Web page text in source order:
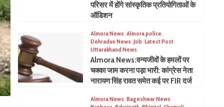
परिसर में होंगे सांस्कृतिक प्रतियोगिताओं के
ऑडिशन
Almora News Almora police
Dehradun News Job Latest Post
Uttarakhand News
Almora News:वन्यजीवों के हमलों पर
चक्का जाम करना पड़ा भारी: कांग्रेस नेता
नारायण सिंह रावत समेत कई पर FIR दर्ज
Almora News Bageshwar News